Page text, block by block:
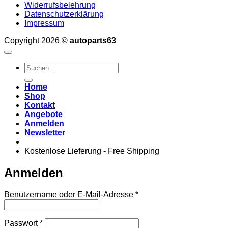
Widerrufsbelehrung
Datenschutzerklärung
Impressum
Copyright 2026 © autoparts63
Suchen
nach:
Home
Shop
Kontakt
Angebote
Anmelden
Newsletter
Kostenlose Lieferung - Free Shipping
Anmelden
Benutzername oder E-Mail-Adresse *Erforderlich
Passwort*Erforderlich